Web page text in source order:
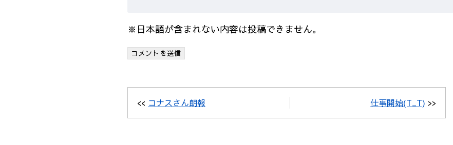
※日本語が含まれない内容は投稿できません。
<< コナスさん朗報 仕事開始(T_T) >>